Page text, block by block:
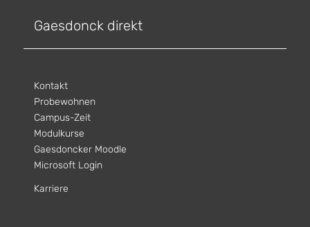
Gaesdonck direkt
Kontakt
Probewohnen
Campus-Zeit
Modulkurse
Gaesdoncker Moodle
Microsoft Login
Karriere